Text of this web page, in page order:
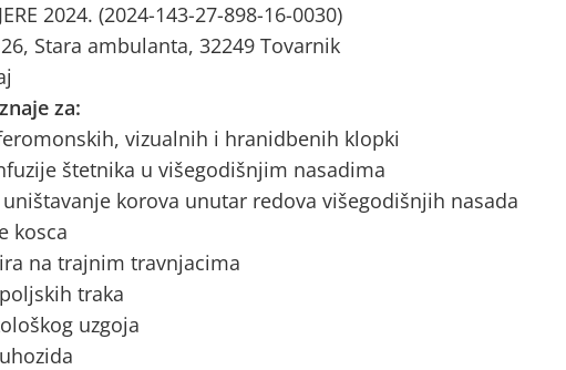
2024. (2024-143-27-898-16-0030)
Stara ambulanta, 32249 Tovarnik
za:
vizualnih i hranidbenih klopki
štetnika u višegodišnjim nasadima
korova unutar redova višegodišnjih nasada
kosca
na trajnim travnjacima
traka
uzgoja